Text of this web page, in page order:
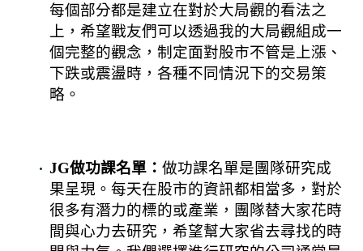
每個部分都是建立在對於大局觀的看法之
上，希望戰友們可以透過我的大局觀組成一
個完整的觀念，制定面對股市不管是上漲、
下跌或震盪時，各種不同情況下的交易策
略。
JG做功課名單： 做功課名單是團隊研究成
果呈現。每天在股市的資訊都相當多，對於
很多有潛力的標的或產業，團隊替大家花時
間與心力去研究，希望幫大家省去尋找的時